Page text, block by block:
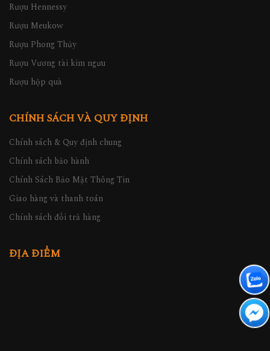
Rượu Hennessy
Rượu Meukow
Rượu Phong Thủy
Rượu Vương tài kim ngưu
Rượu hộp quà
CHÍNH SÁCH VÀ QUY ĐỊNH
Chính sách & Quy định chung
Chính sách bảo hành
Chính Sách Bảo Mật Thông Tin
Giao hàng và thanh toán
Chính sách đổi trả hàng
ĐỊA ĐIỂM